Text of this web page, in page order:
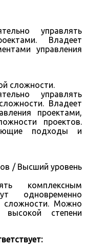
управлять
Владеет
управления
сложности.
управлять
Владеет
проектами,
проектов.
подходы и
/ Высший уровень
комплексным
одновременно
сложности. Можно
степени